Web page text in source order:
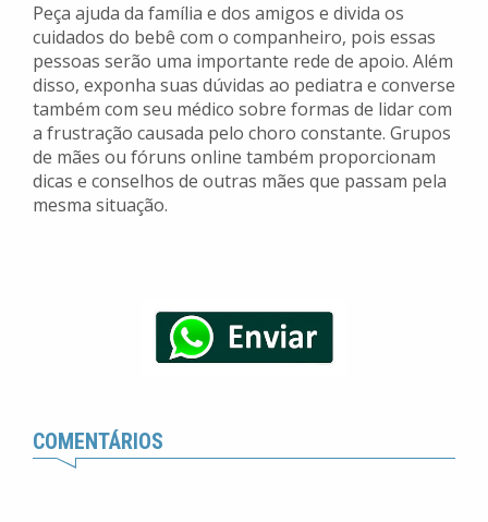
Peça ajuda da família e dos amigos e divida os
cuidados do bebê com o companheiro, pois essas
pessoas serão uma importante rede de apoio. Além
disso, exponha suas dúvidas ao pediatra e converse
também com seu médico sobre formas de lidar com
a frustração causada pelo choro constante. Grupos
de mães ou fóruns online também proporcionam
dicas e conselhos de outras mães que passam pela
mesma situação.
COMENTÁRIOS